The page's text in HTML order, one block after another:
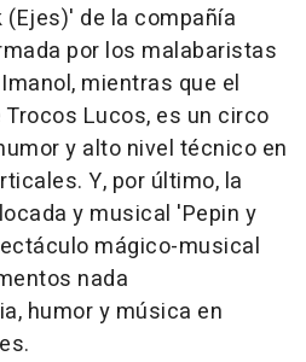
de la compañía
por los malabaristas
mientras que el
Lucos, es un circo
y alto nivel técnico en
Y, por último, la
y musical 'Pepin y
mágico-musical
nada
humor y música en